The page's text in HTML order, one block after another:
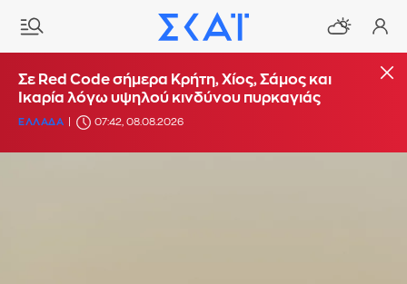
Σε Red Code σήμερα Κρήτη, Χίος, Σάμος και
Ικαρία λόγω υψηλού κινδύνου πυρκαγιάς
ΕΛΛΑΔΑ 07:42, 08.08.2026